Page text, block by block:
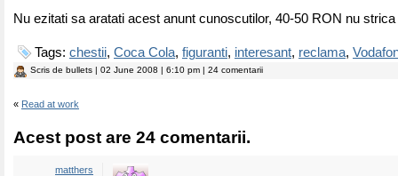
Nu ezitati sa aratati acest anunt cunoscutilor, 40-50 RON nu
Tags: chestii, Coca Cola, figuranti, interesant, reclama,
Scris de bullets | 02 June 2008 | 6:10 pm | 24 comentarii
« Read at work
Acest post are 24 comentarii.
matthers